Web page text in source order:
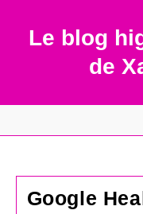
contentLe blog
de
Google